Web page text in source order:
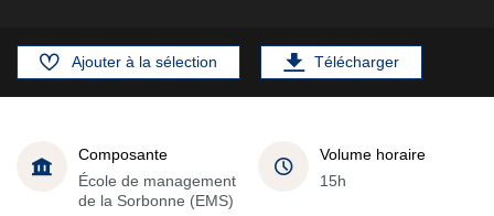
Ajouter à la sélection Télécharger
Composante
École de management
de la Sorbonne (EMS)
Volume horaire
15h